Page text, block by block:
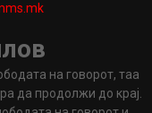
на говорот, таа
да продолжи до крај.